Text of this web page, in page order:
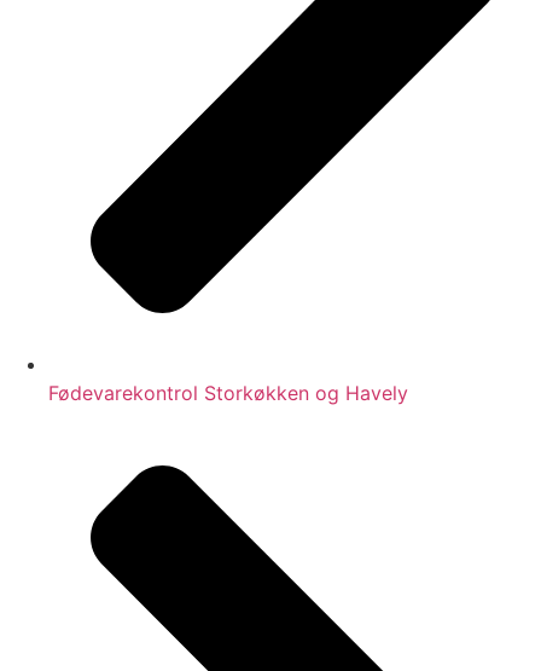
Fødevarekontrol Storkøkken og Havely